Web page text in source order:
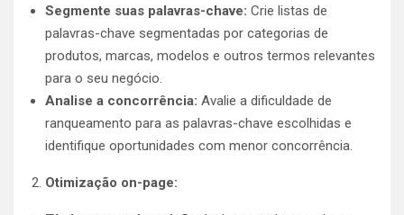
Segmente suas palavras-chave: Crie listas de
palavras-chave segmentadas por categorias de
produtos, marcas, modelos e outros termos relevantes
para o seu negócio.
Analise a concorrência: Avalie a dificuldade de
ranqueamento para as palavras-chave escolhidas e
identifique oportunidades com menor concorrência.
Otimização on-page: